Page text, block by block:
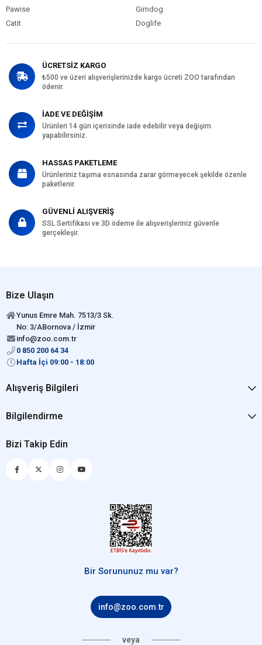
Pawise
Gimdog
Catit
Doglife
ÜCRETSİZ KARGO
₺500 ve üzeri alışverişlerinizde kargo ücreti ZOO tarafından
ödenir.
İADE VE DEĞİŞİM
Ürünleri 14 gün içerisinde iade edebilir veya değişim
yapabilirsiniz.
HASSAS PAKETLEME
Ürünleriniz taşıma esnasında zarar görmeyecek şekilde özenle
paketlenir.
GÜVENLİ ALIŞVERİŞ
SSL Sertifikası ve 3D ödeme ile alışverişleriniz güvenle
gerçekleşir.
Bize Ulaşın
Yunus Emre Mah. 7513/3 Sk.
No: 3/ABornova / İzmir
info@zoo.com.tr
0 850 200 64 34
Hafta İçi 09:00 - 18:00
Alışveriş Bilgileri
Bilgilendirme
Bizi Takip Edin
Bir Sorununuz mu var?
info@zoo.com.tr
veya